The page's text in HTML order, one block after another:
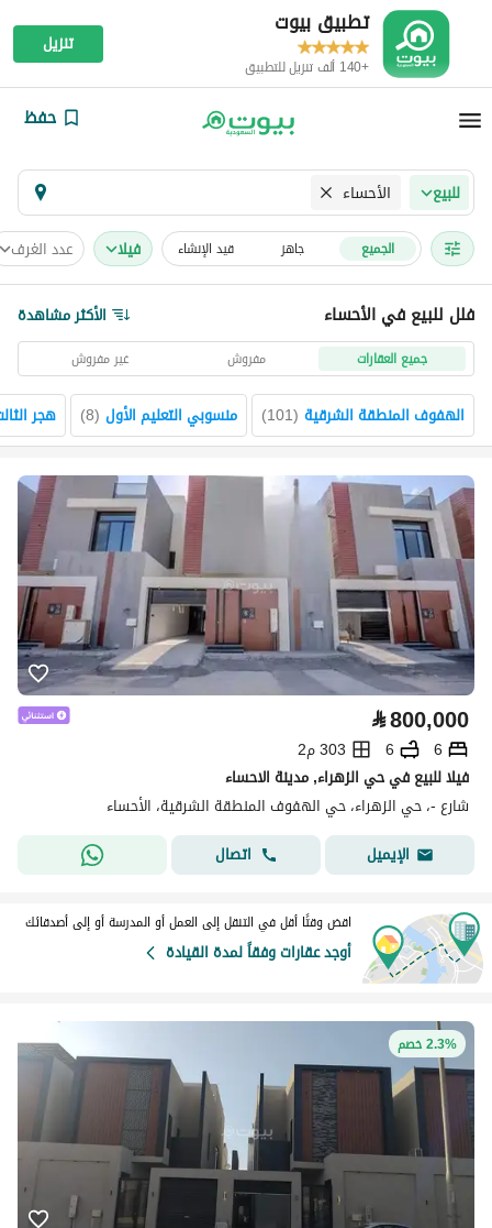
تطبيق بيوت
+140 ألف تنزيل للتطبيق
تنزيل
حفظ
للبيع الأحساء
الجميع جاهز قيد الإنشاء فیلا عدد الغرف
فلل للبيع في الأحساء الأكثر مشاهدة
جميع العقارات مفروش غير مفروش
الهفوف المنطقة الشرقية (
101
) منسوبي التعليم الأول (
8
) هجر
⃁800,000
6
6
303 م2
فيلا للبيع في حي الزهراء, مدينة الاحساء
شارع -، حي الزهراء، حي الهفوف المنطقة الشرقية، الأحساء
الإيميل
اتصال
اقض وقتًا أقل في التنقل إلى العمل أو المدرسة أو إلى أصدقائك
أوجد عقارات وفقاً لمدة القيادة
2.3% خصم